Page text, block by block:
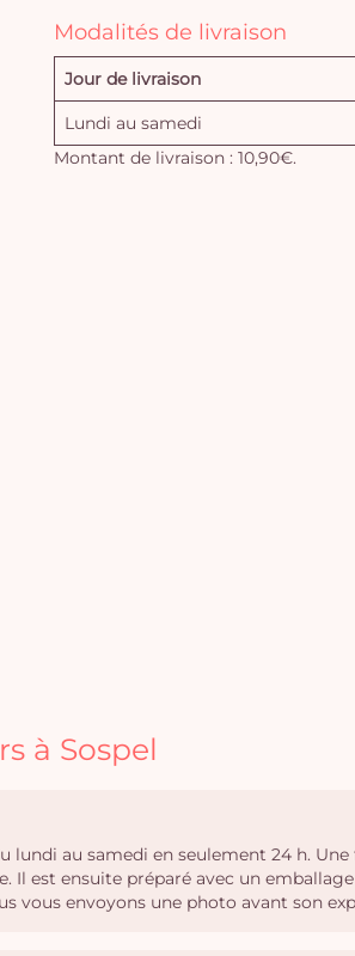
Modalités de livraison
Jour de livraison
Lundi au samedi
Montant de livraison : 10,90€.
à Sospel
au samedi en seulement 24 h.
est ensuite préparé avec un emballage
vous envoyons une photo avant son